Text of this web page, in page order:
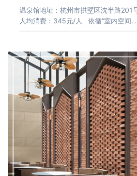
温泉馆地址：杭州市拱墅区沈半路201
人均消费：345元/人 依循“室内空间…